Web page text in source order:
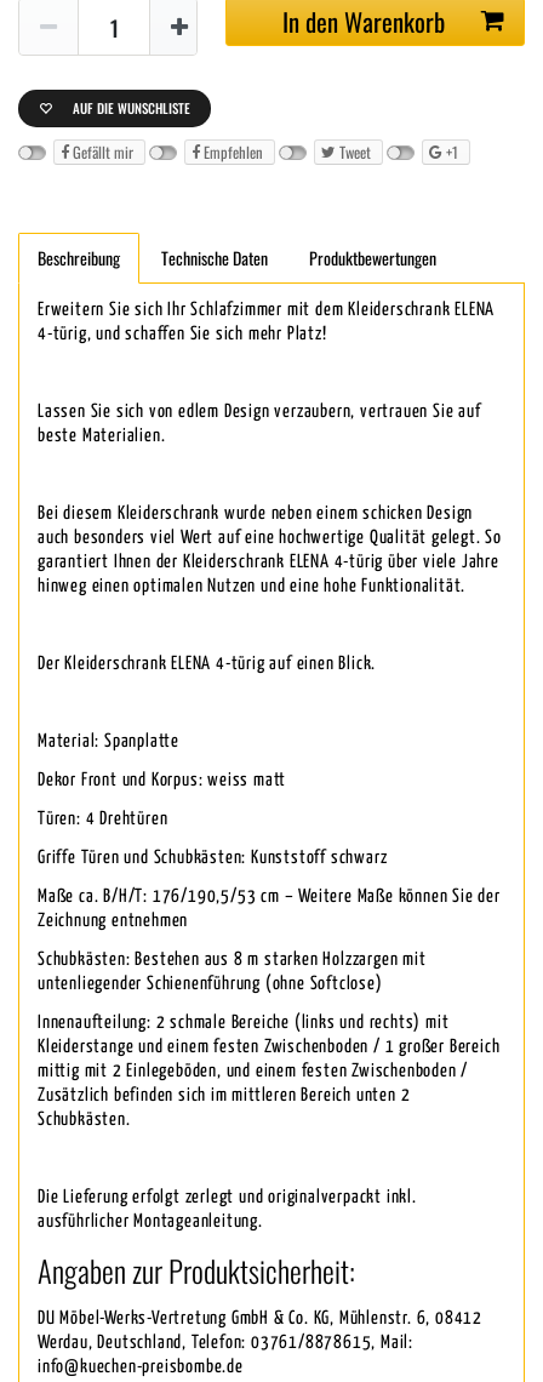
In den Warenkorb
AUF DIE WUNSCHLISTE
Gefällt mir Empfehlen Tweet +1
Beschreibung Technische Daten Produktbewertungen
Erweitern Sie sich Ihr Schlafzimmer mit dem Kleiderschrank ELENA
4-türig, und schaffen Sie sich mehr Platz!
Lassen Sie sich von edlem Design verzaubern, vertrauen Sie auf
beste Materialien.
Bei diesem Kleiderschrank wurde neben einem schicken Design
auch besonders viel Wert auf eine hochwertige Qualität gelegt. So
garantiert Ihnen der Kleiderschrank ELENA 4-türig über viele Jahre
hinweg einen optimalen Nutzen und eine hohe Funktionalität.
Der Kleiderschrank ELENA 4-türig auf einen Blick.
Material: Spanplatte
Dekor Front und Korpus: weiss matt
Türen: 4 Drehtüren
Griffe Türen und Schubkästen: Kunststoff schwarz
Maße ca. B/H/T: 176/190,5/53 cm – Weitere Maße können Sie der
Zeichnung entnehmen
Schubkästen: Bestehen aus 8 m starken Holzzargen mit
untenliegender Schienenführung (ohne Softclose)
Innenaufteilung: 2 schmale Bereiche (links und rechts) mit
Kleiderstange und einem festen Zwischenboden / 1 großer Bereich
mittig mit 2 Einlegeböden, und einem festen Zwischenboden /
Zusätzlich befinden sich im mittleren Bereich unten 2
Schubkästen.
Die Lieferung erfolgt zerlegt und originalverpackt inkl.
ausführlicher Montageanleitung.
Angaben zur Produktsicherheit:
DU Möbel-Werks-Vertretung GmbH & Co. KG, Mühlenstr. 6, 08412
Werdau, Deutschland, Telefon: 03761/8878615, Mail:
info@kuechen-preisbombe.de